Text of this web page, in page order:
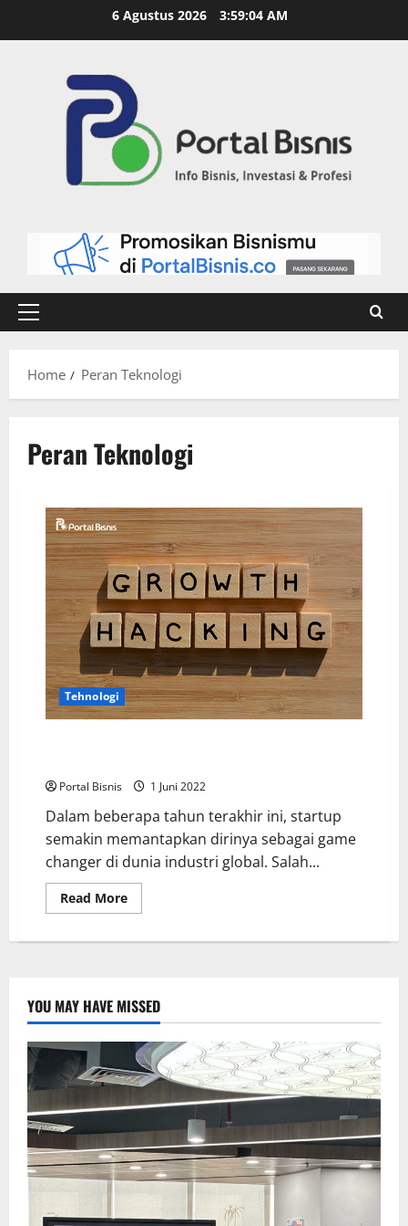
6 Agustus 2026 3:59:04 AM
Home Peran Teknologi
Peran Teknologi
Tehnologi
Portal Bisnis 1 Juni 2022
Dalam beberapa tahun terakhir ini, startup
semakin memantapkan dirinya sebagai game
changer di dunia industri global. Salah...
Read More
YOU MAY HAVE MISSED